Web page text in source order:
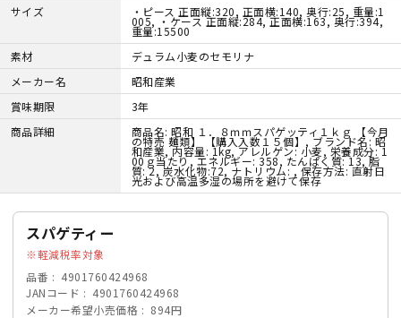
サイズ
・ピース 正面縦:320, 正面横:140, 奥行:25, 重量:1
005, ・ケース 正面縦:284, 正面横:163, 奥行:394,
重量:15500
素材
デュラム小麦のセモリナ
メーカー名
昭和産業
賞味期限
3年
商品詳細
商品名: 昭和 １．８ｍｍスパゲッティ１ｋｇ 【今月
の特売 麺類】 【購入入数１５個】, ブランド名: 昭
和産業, 内容量: 1kg, アレルゲン: 小麦, 栄養成分: 1
00ｇ当たり, エネルギー: 358, たんぱく質: 13, 脂
質: 2, 炭水化物:72, ナトリウム: , 保存方法: 直射日
光および高温多湿の場所を避けて保存
スパゲティー
軽減税率対象
品番
4901760424968
JANコード
4901760424968
メーカー希望小売価格
894円